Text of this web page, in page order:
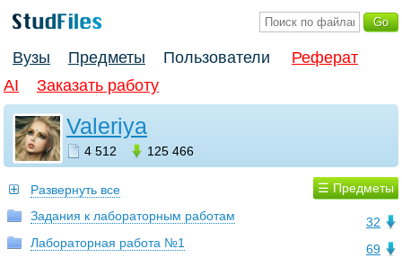
Вузы Предметы Пользователи
Реферат
AI
Заказать работу
Valeriya
4 512 125 466
☰ Предметы
Развернуть все
32
Задания к лабораторным работам
69
Лабораторная работа №1